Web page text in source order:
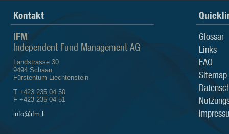
Kontakt
IFM
Independent Fund Management AG
Landstrasse 30
9494 Schaan
Fürstentum Liechtenstein
T +423 235 04 50
F +423 235 04 51
info@ifm.li
Glossar
Links
FAQ
Sitemap